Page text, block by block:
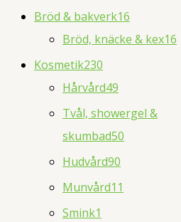
Bröd & bakverk16
Bröd, knäcke & kex16
Kosmetik230
Hårvård49
Tvål, showergel &
skumbad50
Hudvård90
Munvård11
Smink1